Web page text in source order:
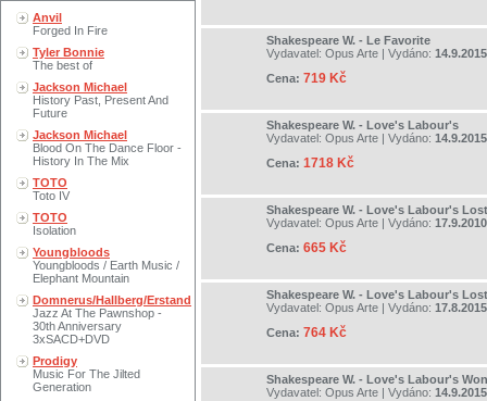
Anvil
Forged In Fire
Tyler Bonnie
The best of
Jackson Michael
History Past, Present And
Future
Jackson Michael
Blood On The Dance Floor -
History In The Mix
TOTO
Toto IV
TOTO
Isolation
Youngbloods
Youngbloods / Earth Music /
Elephant Mountain
Domnerus/Hallberg/Erstand
Jazz At The Pawnshop -
30th Anniversary
3xSACD+DVD
Prodigy
Music For The Jilted
Generation
Shakespeare W. - Le Favorite
Vydavatel: Opus Arte | Vydáno: 14.9.2015
Cena: 719 Kč
Shakespeare W. - Love's Labour's
Vydavatel: Opus Arte | Vydáno: 14.9.2015
Cena: 1718 Kč
Shakespeare W. - Love's Labour's Lost
Vydavatel: Opus Arte | Vydáno: 17.9.2010
Cena: 665 Kč
Shakespeare W. - Love's Labour's Lost
Vydavatel: Opus Arte | Vydáno: 17.8.2015
Cena: 764 Kč
Shakespeare W. - Love's Labour's Won
Vydavatel: Opus Arte | Vydáno: 14.9.2015